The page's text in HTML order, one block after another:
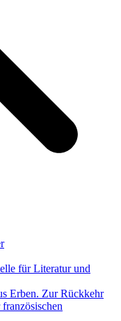
für Literatur und
Erben. Zur Rückkehr